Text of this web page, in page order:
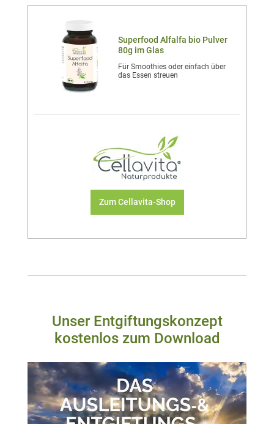
Superfood Alfalfa bio Pulver
80g im Glas
Für Smoothies oder einfach über
das Essen streuen
Zum Cellavita-Shop
Unser Entgiftungskonzept
kostenlos zum Download